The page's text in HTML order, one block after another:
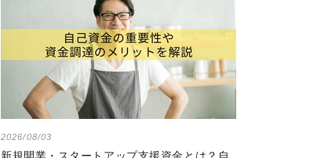
2026/08/03
新規開業・スタートアップ支援資金とは？自